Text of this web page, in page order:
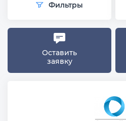
Фильтры
Оставить
заявку